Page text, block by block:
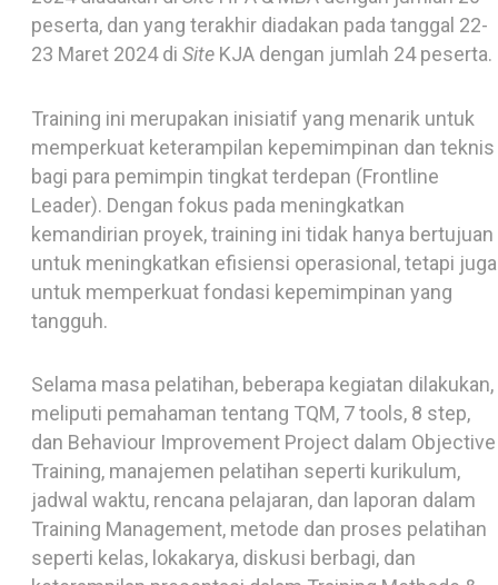
diSiteKMO dengan jumlah 12 peserta, 19-20 Maret
2024 diadakan di Site HPA & MBA dengan jumlah 20
Training ini merupakan inisiatif yang menarik untuk
memperkuat keterampilan kepemimpinan dan teknis
bagi para pemimpin tingkat terdepan (Frontline
Leader). Dengan fokus pada meningkatkan
kemandirian proyek, training ini tidak hanya bertujuan
untuk meningkatkan efisiensi operasional, tetapi juga
tangguh.
Selama masa pelatihan, beberapa kegiatan dilakukan,
meliputi pemahaman tentang TQM, 7 tools, 8 step,
dan Behaviour Improvement Project dalam Objective
Training, manajemen pelatihan seperti kurikulum,
jadwal waktu, rencana pelajaran, dan laporan dalam
Training Management, metode dan proses pelatihan